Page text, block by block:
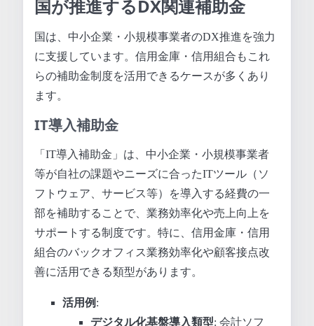
国が推進するDX関連補助金
国は、中小企業・小規模事業者のDX推進を強力
に支援しています。信用金庫・信用組合もこれ
らの補助金制度を活用できるケースが多くあり
ます。
IT導入補助金
「IT導入補助金」は、中小企業・小規模事業者
等が自社の課題やニーズに合ったITツール（ソ
フトウェア、サービス等）を導入する経費の一
部を補助することで、業務効率化や売上向上を
サポートする制度です。特に、信用金庫・信用
組合のバックオフィス業務効率化や顧客接点改
善に活用できる類型があります。
活用例 :
デジタル化基盤導入類型: 会計ソフ